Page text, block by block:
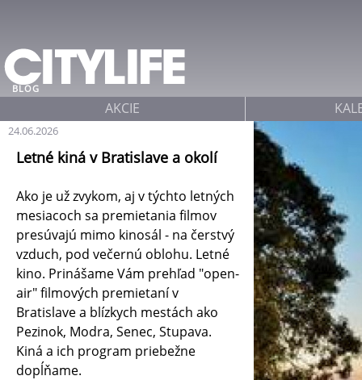
24.06.2026
BLOG
Letné kiná v Bratislave a okolí
Ako je už zvykom, aj v týchto letných
mesiacoch sa premietania filmov
presúvajú mimo kinosál - na čerstvý
vzduch, pod večernú oblohu. Letné
kino. Prinášame Vám prehľad "open-
air" filmových premietaní v
Bratislave a blízkych mestách ako
Pezinok, Modra, Senec, Stupava.
Kiná a ich program priebežne
dopĺňame.
AKCIE